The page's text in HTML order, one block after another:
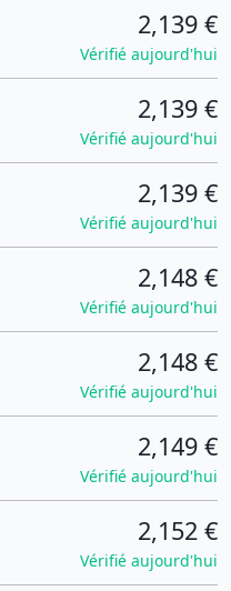
2,139 €
Vérifié aujourd'hui
2,139 €
Vérifié aujourd'hui
2,139 €
Vérifié aujourd'hui
2,148 €
Vérifié aujourd'hui
2,148 €
Vérifié aujourd'hui
2,149 €
Vérifié aujourd'hui
2,152 €
Vérifié aujourd'hui